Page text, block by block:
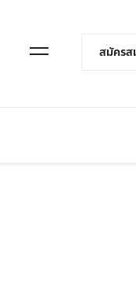
Open Menu
สมัครส